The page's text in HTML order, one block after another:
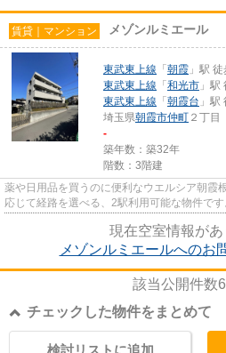
賃貸｜マンション メゾンルミエール
東武東上線 「 朝霞 」駅
東武東上線 「 和光市 」駅
東武東上線 「 朝霞台 」駅
埼玉県朝霞市仲町 ２丁目
-
築年数：築32年
階数：3階建
薬や日用品を買うのに便利なウエルシア朝霞
応じて経路を選べる、2駅利用可能な物件で
現在空室情報があ
メゾンルミエールへのお
該当公開件数6
チェックした物件をまとめて
検討リストに追加